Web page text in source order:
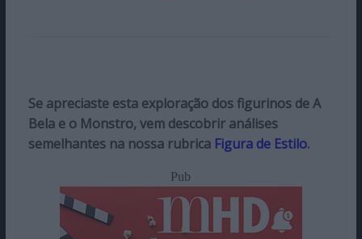
Se apreciaste esta exploração dos figurinos de A
Bela e o Monstro, vem descobrir análises
semelhantes na nossa rubrica Figura de Estilo.
Pub